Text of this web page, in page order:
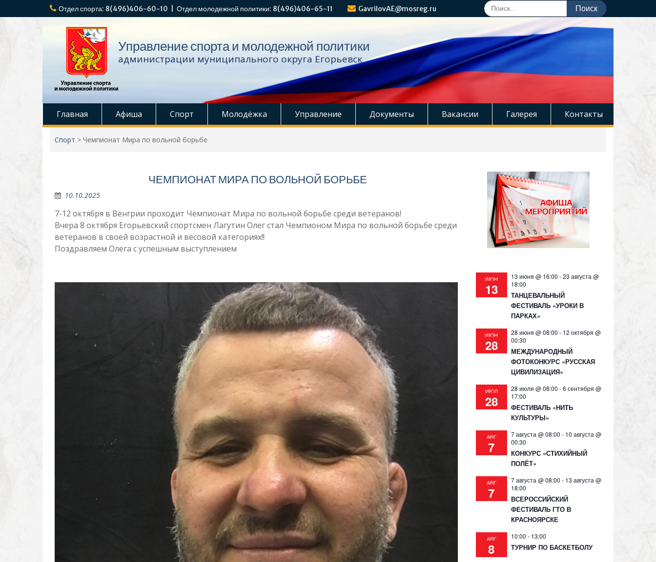
к
Отдел спорта: 8(496)406-60-10 | Отдел молодежной политики: 8(496)406-65-11 GavrilovAE@mosreg.ru
Поиск
по:
Управление спорта и молодежной политики
администрации муниципального округа Егорьевск
Главная Афиша Спорт Молодёжка Управление Документы Вакансии Галерея Контакты
Спорт > Чемпионат Мира по вольной борьбе
ЧЕМПИОНАТ МИРА ПО ВОЛЬНОЙ БОРЬБЕ
10.10.2025
7-12 октября в Венгрии проходит Чемпионат Мира по вольной борьбе среди ветеранов!
Вчера 8 октября Егорьевский спортсмен Лагутин Олег стал Чемпионом Мира по вольной борьбе среди
ветеранов в своей возрастной и весовой категориях!!
Поздравляем Олега с успешным выступлением
ИЮН
13
13 июня @ 16:00 -23 августа @
18:00
ТАНЦЕВАЛЬНЫЙ
ФЕСТИВАЛЬ «УРОКИ В
ПАРКАХ»
ИЮН
28
28 июня @ 08:00 - 12 октября @
00:30
МЕЖДУНАРОДНЫЙ
ФОТОКОНКУРС «РУССКАЯ
ЦИВИЛИЗАЦИЯ»
ИЮЛ
28
28 июля @ 08:00 -6 сентября @
17:00
ФЕСТИВАЛЬ «НИТЬ
КУЛЬТУРЫ»
АВГ
7
7 августа @ 08:00 - 10 августа @
00:30
КОНКУРС «СТИХИЙНЫЙ
ПОЛЁТ»
АВГ
7
7 августа @ 08:00 - 13 августа @
18:00
ВСЕРОССИЙСКИЙ
ФЕСТИВАЛЬ ГТО В
КРАСНОЯРСКЕ
АВГ
8
10:00 - 13:00
ТУРНИР ПО БАСКЕТБОЛУ